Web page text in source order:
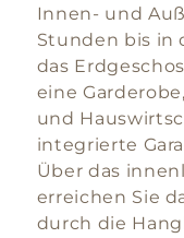
Innen- und
Stunden bis in
das
eine
und
integrierte
Über das
erreichen Sie
durch die